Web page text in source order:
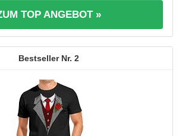
TOP ANGEBOT »
2